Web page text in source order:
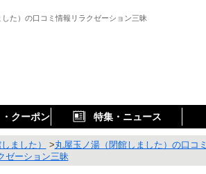
た）の口コミ情報リラクゼーション三昧
クーポン 特集・ニュース
ました） >丸屋玉ノ湯（閉館しました）の口コミ
ゼーション三昧